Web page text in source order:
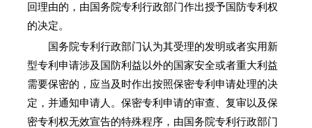
回理由的，由国务院专利行政部门作出授予国防专利权
的决定。
国务院专利行政部门认为其受理的发明或者实用新
型专利申请涉及国防利益以外的国家安全或者重大利益
需要保密的，应当及时作出按照保密专利申请处理的决
定，并通知申请人。保密专利申请的审查、复审以及保
密专利权无效宣告的特殊程序，由国务院专利行政部门